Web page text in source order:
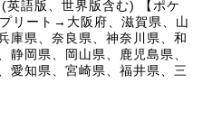
英語版、世界版含む) 【ポケ
リート→大阪府、滋賀県、山
庫県、奈良県、神奈川県、和
静岡県、岡山県、鹿児島県、
愛知県、宮崎県、福井県、三